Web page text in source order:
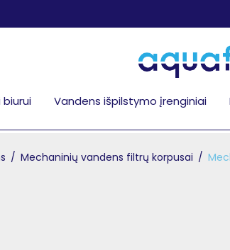
Vandens išpilstymo įrenginiai
/ Mechaninių vandens filtrų korpusai /